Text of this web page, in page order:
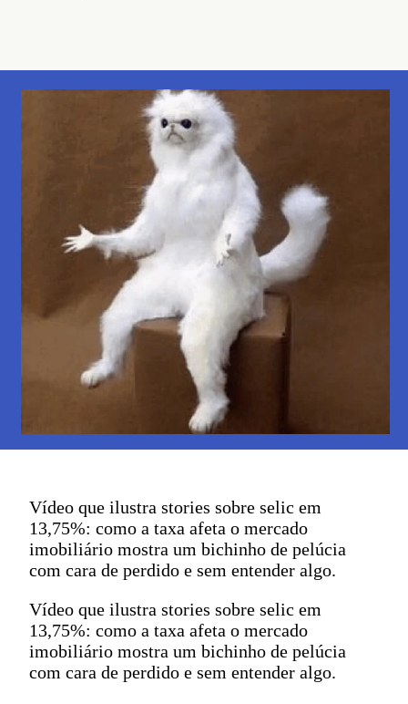
Vídeo que ilustra stories sobre selic em
13,75%: como a taxa afeta o mercado
imobiliário mostra um bichinho de pelúcia
com cara de perdido e sem entender algo.
Vídeo que ilustra stories sobre selic em
13,75%: como a taxa afeta o mercado
imobiliário mostra um bichinho de pelúcia
com cara de perdido e sem entender algo.